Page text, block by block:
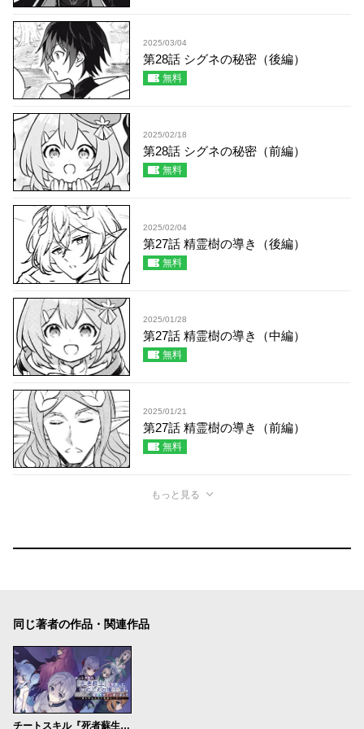
2025/03/04
第28話 シグネの秘密（後編）
無料
2025/02/18
第28話 シグネの秘密（前編）
無料
2025/02/04
第27話 精霊樹の導き（後編）
無料
2025/01/28
第27話 精霊樹の導き（中編）
無料
2025/01/21
第27話 精霊樹の導き（前編）
無料
もっと見る
同じ著者の作品・関連作品
チートスキル『死者蘇生』が覚醒して、いにしえの魔王軍を復活させてしまいました